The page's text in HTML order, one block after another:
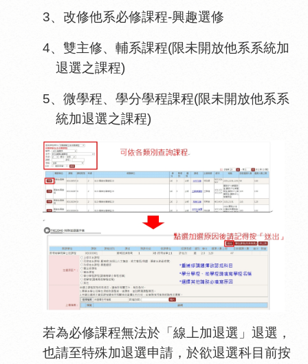
3、改修他系必修課程-興趣選修
4、雙主修、輔系課程(限未開放他系系統加
退選之課程)
5、微學程、學分學程課程(限未開放他系系
統加退選之課程)
若為必修課程無法於「線上加退選」退選，
也請至特殊加退選申請，於欲退選科目前按